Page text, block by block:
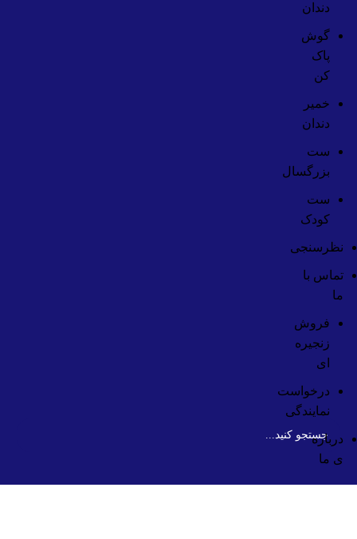
دندان
گوش
پاک
کن
خمیر
دندان
ست
بزرگسال
ست
کودک
نظرسنجی
تماس با
ما
فروش
زنجیره
ای
درخواست
نمایندگی
درباره
ی ما